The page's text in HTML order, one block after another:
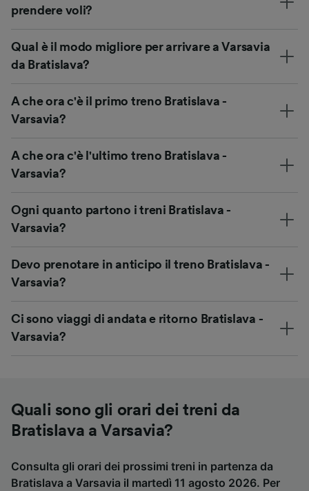
prendere voli?
Qual è il modo migliore per arrivare a Varsavia
da Bratislava?
A che ora c'è il primo treno Bratislava -
Varsavia?
A che ora c'è l'ultimo treno Bratislava -
Varsavia?
Ogni quanto partono i treni Bratislava -
Varsavia?
Devo prenotare in anticipo il treno Bratislava -
Varsavia?
Ci sono viaggi di andata e ritorno Bratislava -
Varsavia?
Quali sono gli orari dei treni da
Bratislava a Varsavia?
Consulta gli orari dei prossimi treni in partenza da
Bratislava a Varsavia il martedì 11 agosto 2026. Per